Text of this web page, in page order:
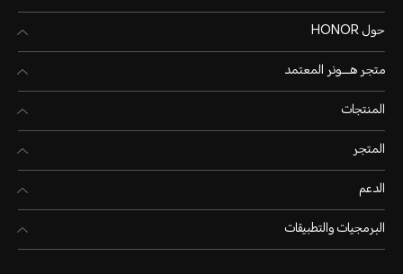
حول HONOR
متجر هـــونر المعتمد
المنتجات
المتجر
الدعم
البرمجيات والتطبيقات